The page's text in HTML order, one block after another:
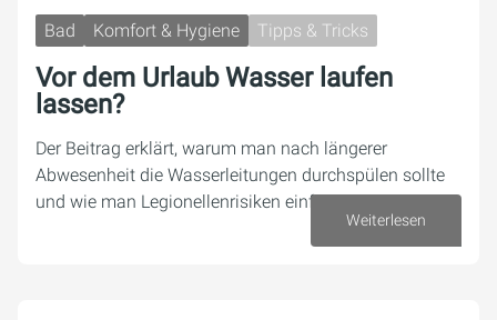
Bad Komfort & Hygiene Tipps & Tricks
Vor dem Urlaub Wasser laufen
lassen?
Der Beitrag erklärt, warum man nach längerer
Abwesenheit die Wasserleitungen durchspülen sollte
und wie man Legionellenrisiken einfach reduziert.
Weiterlesen